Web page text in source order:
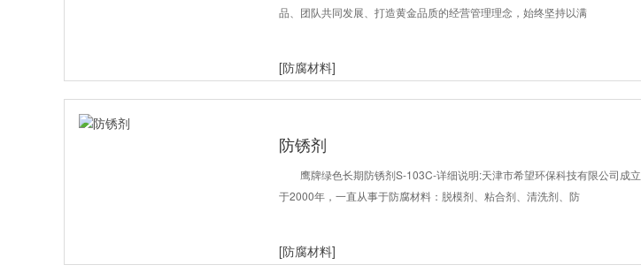
品、团队共同发展、打造黄金品质的经营管理理念，始终坚持以满
[防腐材料]
防锈剂
鹰牌绿色长期防锈剂S-103C-详细说明:天津市希望环保科技有限公司成立
于2000年，一直从事于防腐材料：脱模剂、粘合剂、清洗剂、防
[防腐材料]